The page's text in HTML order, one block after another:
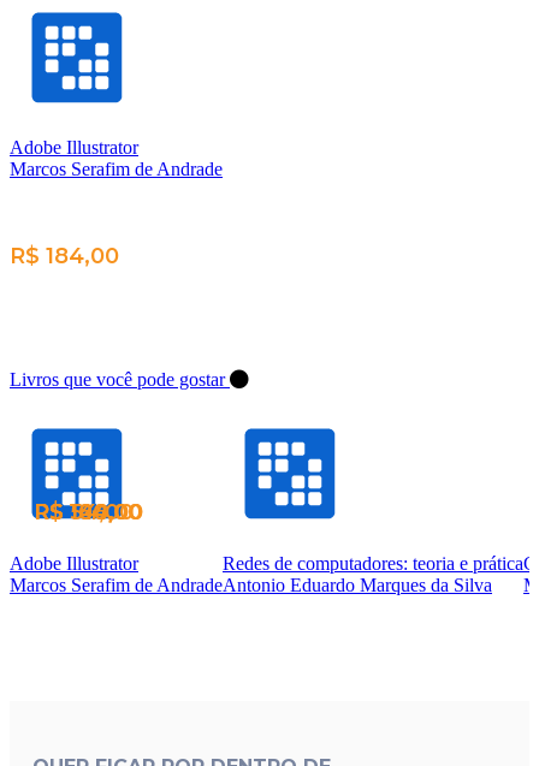
Adobe Illustrator
Marcos Serafim de Andrade
R$ 184,00
Livros que você pode gostar
Adobe Illustrator
Marcos Serafim de Andrade
R$ 184,00
Redes de computadores: teoria e prática
Antonio Eduardo Marques da Silva
R$ 100,00
R$ 148,00
R$ 54,00